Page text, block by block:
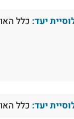
יעד: כלל
יעד: כלל